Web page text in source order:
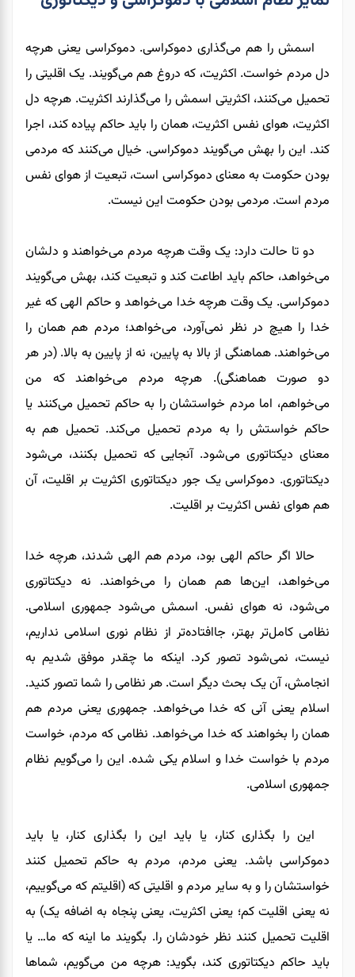
اسمش را هم می‌گذاری دموکراسی. دموکراسی یعنی هرچه
دل مردم خواست. اکثریت، که دروغ هم می‌گویند. یک اقلیتی را
تحمیل می‌کنند، اکثریتی اسمش را می‌گذارند اکثریت. هرچه دل
اکثریت، هوای نفس اکثریت، همان را باید حاکم پیاده کند، اجرا
کند. این را بهش می‌گویند دموکراسی. خیال می‌کنند که مردمی
بودن حکومت به معنای دموکراسی است، تبعیت از هوای نفس
مردم است. مردمی بودن حکومت این نیست.
دو تا حالت دارد: یک وقت هرچه مردم می‌خواهند و دلشان
می‌خواهد، حاکم باید اطاعت کند و تبعیت کند، بهش می‌گویند
دموکراسی. یک وقت هرچه خدا می‌خواهد و حاکم الهی که غیر
خدا را هیچ در نظر نمی‌آورد، می‌خواهد؛ مردم هم همان را
می‌خواهند. هماهنگی از بالا به پایین، نه از پایین به بالا. (در هر
دو صورت هماهنگی). هرچه مردم می‌خواهند که من
می‌خواهم، اما مردم خواستشان را به حاکم تحمیل می‌کنند یا
حاکم خواستش را به مردم تحمیل می‌کند. تحمیل هم به
معنای دیکتاتوری می‌شود. آنجایی که تحمیل بکنند، می‌شود
دیکتاتوری. دموکراسی یک جور دیکتاتوری اکثریت بر اقلیت، آن
هم هوای نفس اکثریت بر اقلیت.
حالا اگر حاکم الهی بود، مردم هم الهی شدند، هرچه خدا
می‌خواهد، این‌ها هم همان را می‌خواهند. نه دیکتاتوری
می‌شود، نه هوای نفس. اسمش می‌شود جمهوری اسلامی.
نظامی کامل‌تر بهتر، جاافتاده‌تر از نظام نوری اسلامی نداریم،
نیست، نمی‌شود تصور کرد. اینکه ما چقدر موفق شدیم به
انجامش، آن یک بحث دیگر است. هر نظامی را شما تصور کنید.
اسلام یعنی آنی که خدا می‌خواهد. جمهوری یعنی مردم هم
همان را بخواهند که خدا می‌خواهد. نظامی که مردم، خواست
مردم با خواست خدا و اسلام یکی شده. این را می‌گویم نظام
جمهوری اسلامی.
این را بگذاری کنار، یا باید این را بگذاری کنار، یا باید
دموکراسی باشد. یعنی مردم، مردم به حاکم تحمیل کنند
خواستشان را و به سایر مردم و اقلیتی که (اقلیتم که می‌گوییم،
نه یعنی اقلیت کم؛ یعنی اکثریت، یعنی پنجاه به اضافه یک) به
اقلیت تحمیل کنند نظر خودشان را. بگویند ما اینه که ما… یا
باید حاکم دیکتاتوری کند، بگوید: هرچه من می‌گویم، شماها